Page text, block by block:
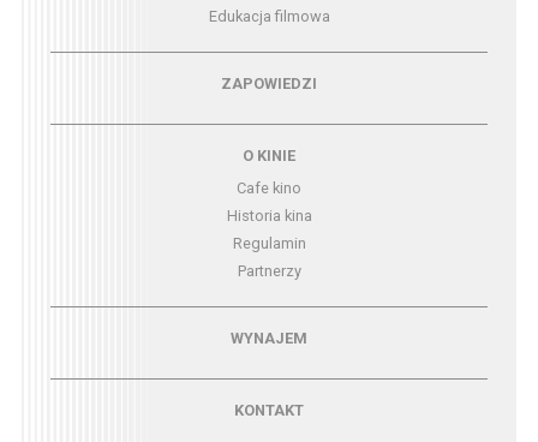
Edukacja filmowa
Menu - zapowiedziZAPOWIEDZI
O KINIE
Cafe kino
Historia kina
Regulamin
Partnerzy
Menu - wynajemWYNAJEM
KONTAKT